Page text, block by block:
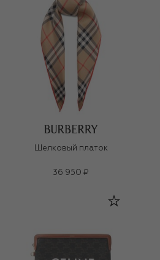
Шелковый платок
36 950 ₽